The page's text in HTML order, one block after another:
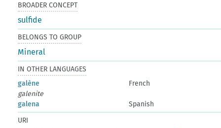
BROADER CONCEPT
sulfide
BELONGS TO GROUP
Mineral
IN OTHER LANGUAGES
galène
French
galenite
galena
Spanish
URI